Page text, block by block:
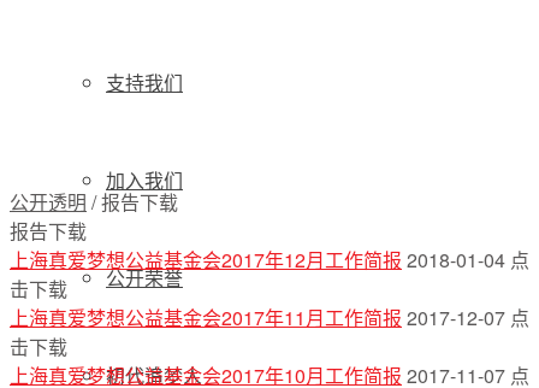
支持我们
加入我们
公开荣誉
初代追梦人
公开透明 /报告下载
报告下载
上海真爱梦想公益基金会2017年12月工作简报 2018-01-04 点
击下载
上海真爱梦想公益基金会2017年11月工作简报 2017-12-07 点
击下载
上海真爱梦想公益基金会2017年10月工作简报 2017-11-07 点